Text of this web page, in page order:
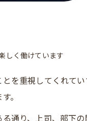
しく働けています
を重視してくれて
。
通り、上司、部下